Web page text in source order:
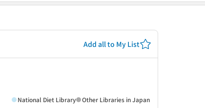
Add all to My List
National Diet Library Other Libraries in Japan